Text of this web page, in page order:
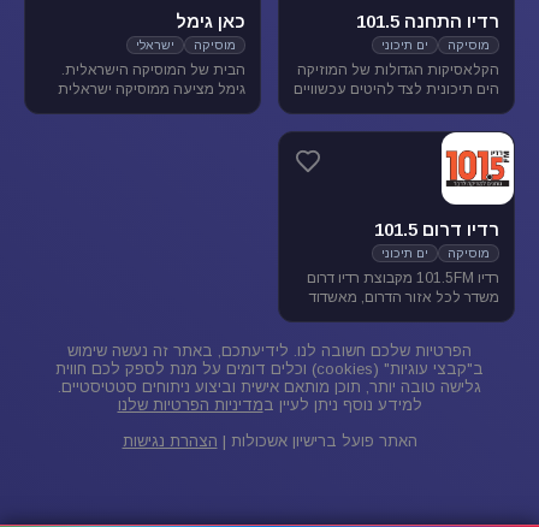
רדיו התחנה 101.5
מוסיקה ים תיכוני
הקלאסיקות הגדולות של המוזיקה
הים תיכונית לצד להיטים עכשוויים
בתדר 101.5 באיזור הצפון.
כאן גימל
מוסיקה ישראלי
הבית של המוסיקה הישראלית.
גימל מציעה ממוסיקה ישראלית
רדיו דרום 101.5
מוסיקה ים תיכוני
רדיו 101.5FM מקבוצת רדיו דרום
משדר לכל אזור הדרום, מאשדוד
הפרטיות שלכם חשובה לנו. לידיעתכם, באתר זה נעשה שימוש
ב"קבצי עוגיות" (cookies) וכלים דומים על מנת לספק לכם חווית
גלישה טובה יותר, תוכן מותאם אישית וביצוע ניתוחים סטטיסטיים.
למידע נוסף ניתן לעיין במדיניות הפרטיות שלנו
האתר פועל ברישיון אשכולות | הצהרת נגישות